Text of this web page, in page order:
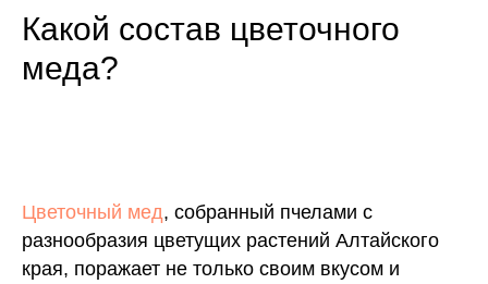
Какой состав цветочного
меда?
Цветочный мед, собранный пчелами с
разнообразия цветущих растений Алтайского
края, поражает не только своим вкусом и